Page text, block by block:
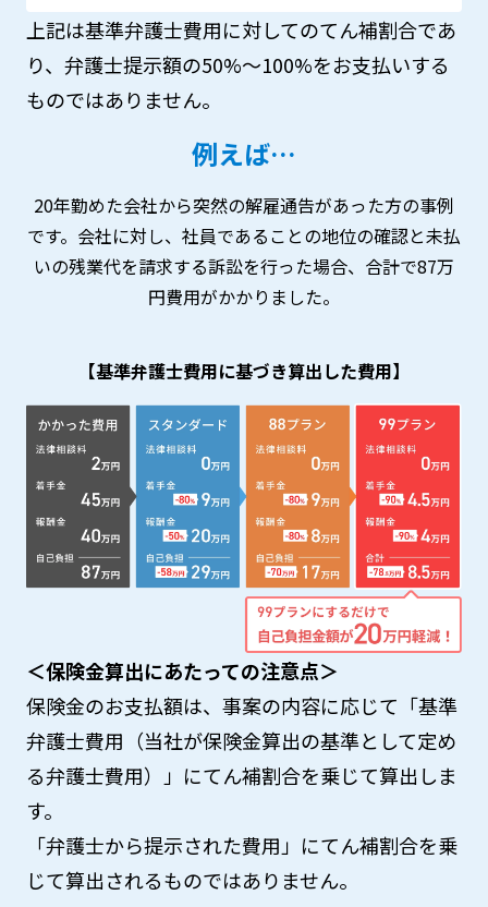
上記は基準弁護士費用に対してのてん補割合であ
り、弁護士提示額の50%～100%をお支払いする
ものではありません。
例えば…
20年勤めた会社から突然の解雇通告があった方の事例
です。会社に対し、社員であることの地位の確認と未払
いの残業代を請求する訴訟を行った場合、合計で87万
円費用がかかりました。
【基準弁護士費用に基づき算出した費用】
＜保険金算出にあたっての注意点＞
保険金のお支払額は、事案の内容に応じて「基準
弁護士費用（当社が保険金算出の基準として定め
る弁護士費用）」にてん補割合を乗じて算出しま
す。
「弁護士から提示された費用」にてん補割合を乗
じて算出されるものではありません。